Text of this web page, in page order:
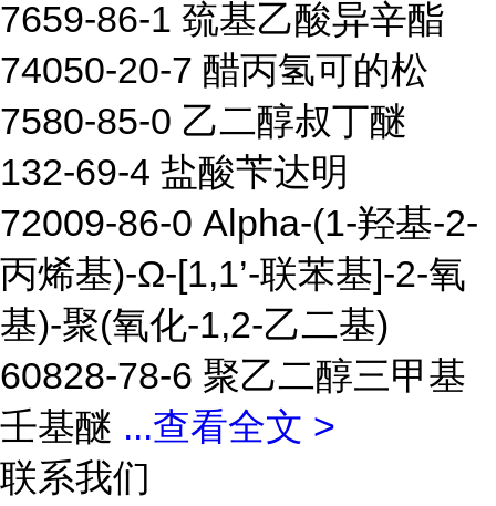
7659-86-1 巯基乙酸异辛酯
74050-20-7 醋丙氢可的松
7580-85-0 乙二醇叔丁醚
132-69-4 盐酸苄达明
72009-86-0 Alpha-(1-羟基-2-
丙烯基)-Ω-[1,1’-联苯基]-2-氧
基)-聚(氧化-1,2-乙二基)
60828-78-6 聚乙二醇三甲基
壬基醚 ...查看全文 >
联系我们